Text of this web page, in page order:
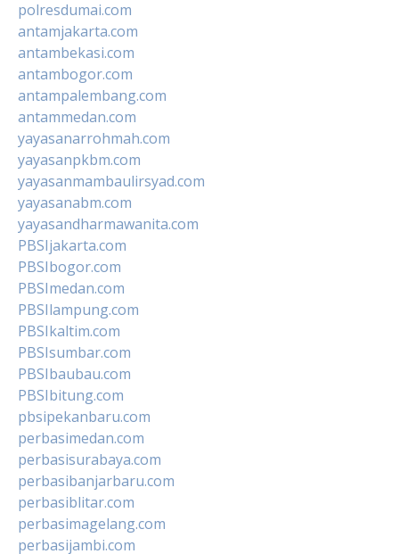
polresdumai.com
antamjakarta.com
antambekasi.com
antambogor.com
antampalembang.com
antammedan.com
yayasanarrohmah.com
yayasanpkbm.com
yayasanmambaulirsyad.com
yayasanabm.com
yayasandharmawanita.com
PBSIjakarta.com
PBSIbogor.com
PBSImedan.com
PBSIlampung.com
PBSIkaltim.com
PBSIsumbar.com
PBSIbaubau.com
PBSIbitung.com
pbsipekanbaru.com
perbasimedan.com
perbasisurabaya.com
perbasibanjarbaru.com
perbasiblitar.com
perbasimagelang.com
perbasijambi.com